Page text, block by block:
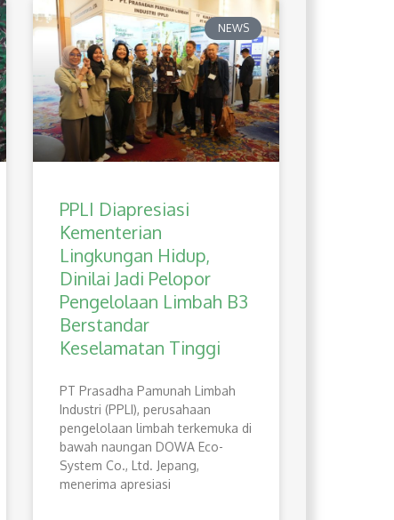
NEWS
PPLI Diapresiasi
Kementerian
Lingkungan Hidup,
Dinilai Jadi Pelopor
Pengelolaan Limbah B3
Berstandar
Keselamatan Tinggi
PT Prasadha Pamunah Limbah
Industri (PPLI), perusahaan
pengelolaan limbah terkemuka di
bawah naungan DOWA Eco-
System Co., Ltd. Jepang,
menerima apresiasi